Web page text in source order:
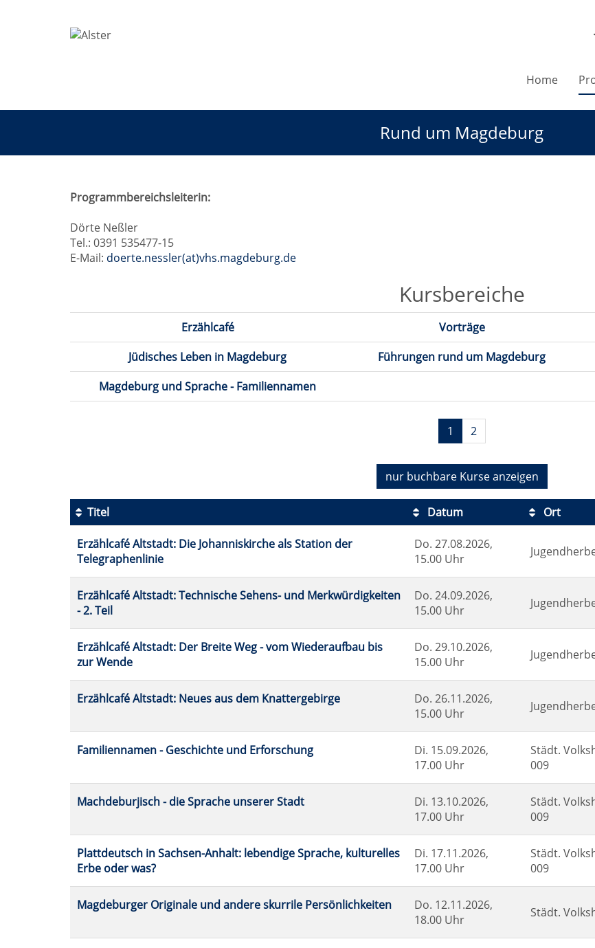
Home
Rund um Magdeburg
Rund
um
Magdeburg
Programmbereichsleiterin:
Dörte Neßler
Tel.: 0391 535477-15
E-Mail: doerte.nessler(at)vhs.magdeburg.de
Kursbereiche
Erzählcafé Vorträge
Jüdisches Leben in Magdeburg
Führungen rund um Magdeburg
Magdeburg und Sprache - Familiennamen
1 2
nur buchbareKurse anzeigen
Tabellenüberschriften
können
sortiert
werden.
Titel Datum Ort
Erzählcafé Altstadt: Die Johanniskirche als Station der
Telegraphenlinie
Do. 27.08.2026,
15.00 Uhr
Erzählcafé Altstadt: Technische Sehens- und Merkwürdigkeiten
- 2. Teil
Do. 24.09.2026,
15.00 Uhr
Erzählcafé Altstadt: Der Breite Weg - vom Wiederaufbau bis
zur Wende
Do. 29.10.2026,
15.00 Uhr
Erzählcafé Altstadt: Neues aus dem Knattergebirge Do. 26.11.2026,
15.00 Uhr
Familiennamen - Geschichte und Erforschung Di. 15.09.2026,
17.00 Uhr
Städt.
009
Machdeburjisch - die Sprache unserer Stadt Di. 13.10.2026,
17.00 Uhr
Städt.
009
Plattdeutsch in Sachsen-Anhalt: lebendige Sprache, kulturelles
Erbe oder was?
Di. 17.11.2026,
17.00 Uhr
Städt.
009
Magdeburger Originale und andere skurrile Persönlichkeiten Do. 12.11.2026,
18.00 Uhr
Städt.